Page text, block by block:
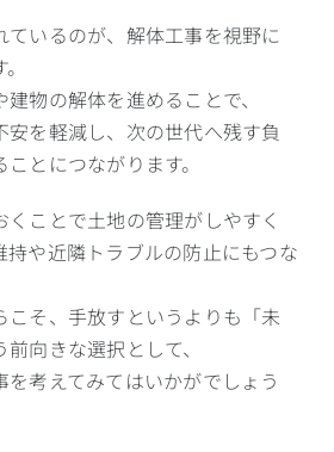
ているのが、解体工事を視野に
物の解体を進めることで、
安を軽減し、次の世代へ残す負
とにつながります。
くことで土地の管理がしやすく
持や近隣トラブルの防止にもつな
こそ、手放すというよりも「未
向きな選択として、
考えてみてはいかがでしょう